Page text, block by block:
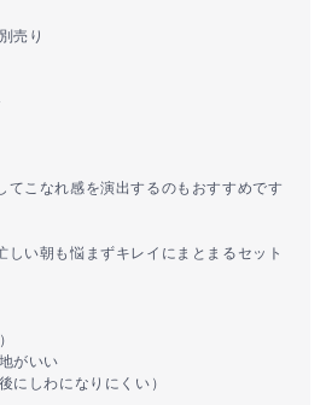
別売り
てこなれ感を演出するのもおすすめです
しい朝も悩まずキレイにまとまるセット
がいい
にしわになりにくい）